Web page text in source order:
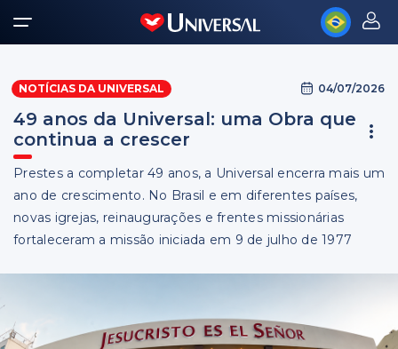
NOTÍCIAS DA UNIVERSAL 04/07/2026
49 anos da Universal: uma Obra que
continua a crescer
Prestes a completar 49 anos, a Universal encerra mais um
ano de crescimento. No Brasil e em diferentes países,
novas igrejas, reinaugurações e frentes missionárias
fortaleceram a missão iniciada em 9 de julho de 1977